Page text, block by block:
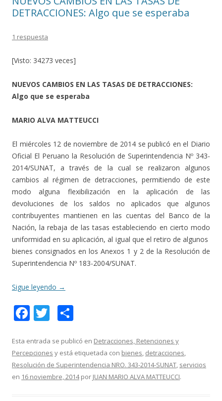
DETRACCIONES: Algo que se esperaba
1 respuesta
[Visto: 34273 veces]
NUEVOS CAMBIOS EN LAS TASAS DE DETRACCIONES:
Algo que se esperaba
MARIO ALVA MATTEUCCI
El miércoles 12 de noviembre de 2014 se publicó en el Diario
Oficial El Peruano la Resolución de Superintendencia Nº 343-
2014/SUNAT, a través de la cual se realizaron algunos
cambios al régimen de detracciones, permitiendo de este
modo alguna flexibilización en la aplicación de las
devoluciones de los saldos no aplicados que algunos
contribuyentes mantienen en las cuentas del Banco de la
Nación, la rebaja de las tasas estableciendo en cierto modo
uniformidad en su aplicación, al igual que el retiro de algunos
bienes consignados en los Anexos 1 y 2 de la Resolución de
Superintendencia Nº 183-2004/SUNAT.
Sigue leyendo →
F
e
b
o
T
itt
er
m
p
ar
Esta entrada se publicó en Detracciones, Retenciones y
Percepciones y está etiquetada con bienes, detracciones,
Resolución de Superintendencia NRO. 343-2014-SUNAT, servicios
en 16 noviembre, 2014por JUAN MARIO ALVA MATTEUCCI.